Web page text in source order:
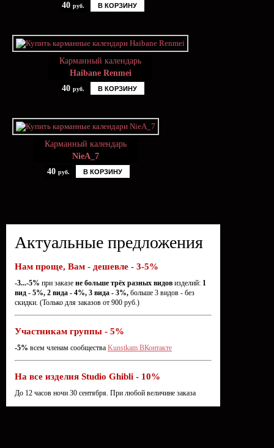
40 руб. В КОРЗИНУ
Карманный календарь
Haibane Renmei
40 руб. В КОРЗИНУ
Карманный календарь
NieA_7
40 руб. В КОРЗИНУ
Актуальные предложения
Нам проще, Вам - дешевле - 3-5%
-3...-5% при заказе не больше трёх разных видов изделий: 1
вид - 5%, 2 вида - 4%, 3 вида - 3%, больше 3 видов - без
скидки. (Только для заказов от 900 руб.)
Участникам группы - 5%
-5% всем членам сообщества Kunstkam ВКонтакте
На все изделия Studio Ghibli - 10%
До 12 часов ночи 30 сентября. При любой величине заказа